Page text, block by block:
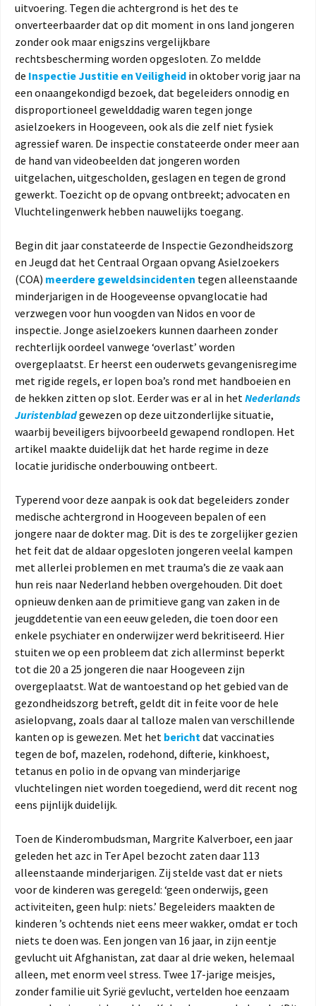
uitvoering. Tegen die achtergrond is het des te
onverteerbaarder dat op dit moment in ons land jongeren
zonder ook maar enigszins vergelijkbare
rechtsbescherming worden opgesloten. Zo meldde
de Inspectie Justitie en Veiligheid in oktober vorig jaar na
een onaangekondigd bezoek, dat begeleiders onnodig en
disproportioneel gewelddadig waren tegen jonge
asielzoekers in Hoogeveen, ook als die zelf niet fysiek
agressief waren. De inspectie constateerde onder meer aan
de hand van videobeelden dat jongeren worden
uitgelachen, uitgescholden, geslagen en tegen de grond
gewerkt. Toezicht op de opvang ontbreekt; advocaten en
Vluchtelingenwerk hebben nauwelijks toegang.
Begin dit jaar constateerde de Inspectie Gezondheidszorg
en Jeugd dat het Centraal Orgaan opvang Asielzoekers
(COA) meerdere geweldsincidenten tegen alleenstaande
minderjarigen in de Hoogeveense opvanglocatie had
verzwegen voor hun voogden van Nidos en voor de
inspectie. Jonge asielzoekers kunnen daarheen zonder
rechterlijk oordeel vanwege ‘overlast’ worden
overgeplaatst. Er heerst een ouderwets gevangenisregime
met rigide regels, er lopen boa’s rond met handboeien en
de hekken zitten op slot. Eerder was er al in hetNederlands
Juristenbladgewezen op deze uitzonderlijke situatie,
waarbij beveiligers bijvoorbeeld gewapend rondlopen. Het
artikel maakte duidelijk dat het harde regime in deze
locatie juridische onderbouwing ontbeert.
Typerend voor deze aanpak is ook dat begeleiders zonder
medische achtergrond in Hoogeveen bepalen of een
jongere naar de dokter mag. Dit is des te zorgelijker gezien
het feit dat de aldaar opgesloten jongeren veelal kampen
met allerlei problemen en met trauma’s die ze vaak aan
hun reis naar Nederland hebben overgehouden. Dit doet
opnieuw denken aan de primitieve gang van zaken in de
jeugddetentie van een eeuw geleden, die toen door een
enkele psychiater en onderwijzer werd bekritiseerd. Hier
stuiten we op een probleem dat zich allerminst beperkt
tot die 20 a 25 jongeren die naar Hoogeveen zijn
overgeplaatst. Wat de wantoestand op het gebied van de
gezondheidszorg betreft, geldt dit in feite voor de hele
asielopvang, zoals daar al talloze malen van verschillende
kanten op is gewezen. Met het berichtdat vaccinaties
tegen de bof, mazelen, rodehond, difterie, kinkhoest,
tetanus en polio in de opvang van minderjarige
vluchtelingen niet worden toegediend, werd dit recent nog
eens pijnlijk duidelijk.
Toen de Kinderombudsman, Margrite Kalverboer, een jaar
geleden het azc in Ter Apel bezocht zaten daar 113
alleenstaande minderjarigen. Zij stelde vast dat er niets
voor de kinderen was geregeld: ‘geen onderwijs, geen
activiteiten, geen hulp: niets.’ Begeleiders maakten de
kinderen ’s ochtends niet eens meer wakker, omdat er toch
niets te doen was. Een jongen van 16 jaar, in zijn eentje
gevlucht uit Afghanistan, zat daar al drie weken, helemaal
alleen, met enorm veel stress. Twee 17-jarige meisjes,
zonder familie uit Syrië gevlucht, vertelden hoe eenzaam